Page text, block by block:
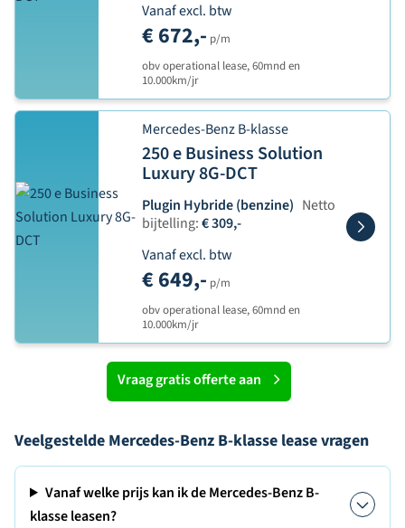
Vanaf excl. btw
€ 672,- p/m
obv operational lease, 60mnd en
10.000km/jr
Mercedes-Benz B-klasse
250 e Business Solution
Luxury 8G-DCT
Plugin Hybride (benzine) Netto
bijtelling:€ 309,-
Vanaf excl. btw
€ 649,- p/m
obv operational lease, 60mnd en
10.000km/jr
Vraag gratis offerte aan
Veelgestelde Mercedes-Benz B-klasse lease vragen
Vanaf welke prijs kan ik de Mercedes-Benz B-
klasse leasen?